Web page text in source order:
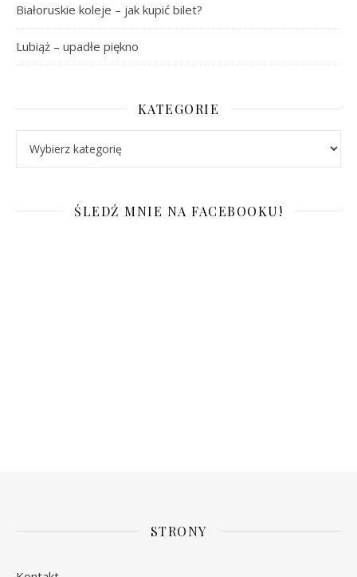
Białoruskie koleje – jak kupić bilet?
Lubiąż – upadłe piękno
KATEGORIE
ŚLEDŹ MNIE NA FACEBOOKU!
STRONY